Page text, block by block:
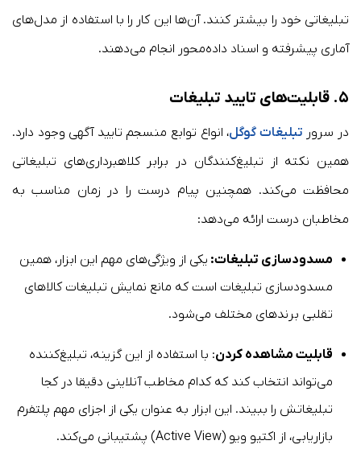
تبلیغاتی خود را بیشتر کنند. آن‌ها این کار را با استفاده از مدل‌های
آماری پیشرفته و اسناد داده‌محور انجام می‌دهند.
۵. قابلیت‌های تایید تبلیغات
در سرور تبلیغات گوگل، انواع توابع منسجم تایید آگهی وجود دارد.
همین نکته از تبلیغ‌کنندگان در برابر کلاهبرداری‌های ‌تبلیغاتی
محافظت می‌کند. همچنین پیام درست را در زمان مناسب به
مخاطبان درست ارائه می‌دهد:
مسدودسازی تبلیغات: یکی از ویژگی‌های مهم این ابزار، همین
مسدودسازی تبلیغات است که مانع نمایش تبلیغات کالاهای
تقلبی برند‌های مختلف می‌شود.
قابلیت مشاهده کردن: با استفاده از این گزینه، تبلیغ‌کننده
می‌تواند انتخاب کند که کدام مخاطب آنلاینی دقیقا در کجا
تبلیغاتش را ببیند. این ابزار به عنوان یکی از اجزای مهم پلتفرم
بازاریابی‌، از اکتیو ویو (Active View) پشتیبانی می‌کند.